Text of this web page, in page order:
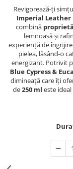
Unelte
Hrana, Accesorii
Accesorii
Hrana Caini
Hrana Umeda
Hrana Uscata
Recompense
Ingrijire Animale
Ingrijire Copii
Revigorează-ți
Imperial Leather
combină
lemnoasă și
experiență de
pielea, lăsând-o
energizant. Potrivit
Blue Cypress &
dimineață care îți
de250 ml este